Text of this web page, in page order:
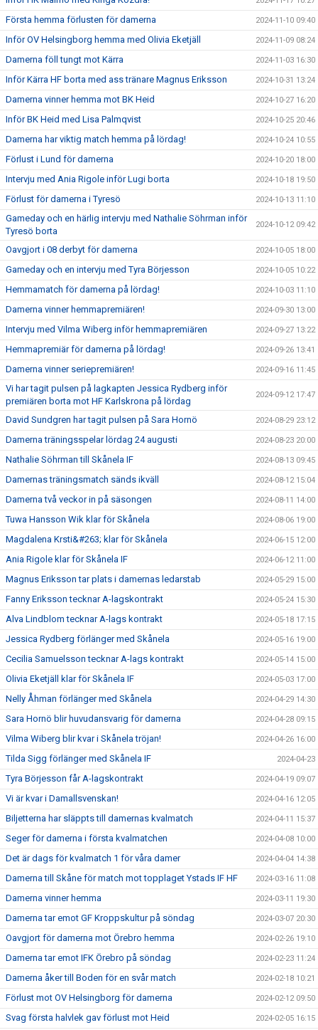
Första hemma förlusten för damerna 2024-11-10 09:40
Inför OV Helsingborg hemma med Olivia Eketjäll 2024-11-09 08:24
Damerna föll tungt mot Kärra 2024-11-03 16:30
Inför Kärra HF borta med ass tränare Magnus Eriksson 2024-10-31 13:24
Damerna vinner hemma mot BK Heid 2024-10-27 16:20
Inför BK Heid med Lisa Palmqvist 2024-10-25 20:46
Damerna har viktig match hemma på lördag! 2024-10-24 10:55
Förlust i Lund för damerna 2024-10-20 18:00
Intervju med Ania Rigole inför Lugi borta 2024-10-18 19:50
Förlust för damerna i Tyresö 2024-10-13 11:10
Gameday och en härlig intervju med Nathalie Söhrman inför
Tyresö borta
2024-10-12 09:42
Oavgjort i 08 derbyt för damerna 2024-10-05 18:00
Gameday och en intervju med Tyra Börjesson 2024-10-05 10:22
Hemmamatch för damerna på lördag! 2024-10-03 11:10
Damerna vinner hemmapremiären! 2024-09-30 13:00
Intervju med Vilma Wiberg inför hemmapremiären 2024-09-27 13:22
Hemmapremiär för damerna på lördag! 2024-09-26 13:41
Damerna vinner seriepremiären! 2024-09-16 11:45
Vi har tagit pulsen på lagkapten Jessica Rydberg inför
premiären borta mot HF Karlskrona på lördag
2024-09-12 17:47
David Sundgren har tagit pulsen på Sara Hornö 2024-08-29 23:12
Damerna träningsspelar lördag 24 augusti 2024-08-23 20:00
Nathalie Söhrman till Skånela IF 2024-08-13 09:45
Damernas träningsmatch sänds ikväll 2024-08-12 15:04
Damerna två veckor in på säsongen 2024-08-11 14:00
Tuwa Hansson Wik klar för Skånela 2024-08-06 19:00
Magdalena Krsti&#263; klar för Skånela 2024-06-15 12:00
Ania Rigole klar för Skånela IF 2024-06-12 11:00
Magnus Eriksson tar plats i damernas ledarstab 2024-05-29 15:00
Fanny Eriksson tecknar A-lagskontrakt 2024-05-24 15:30
Alva Lindblom tecknar A-lags kontrakt 2024-05-18 17:15
Jessica Rydberg förlänger med Skånela 2024-05-16 19:00
Cecilia Samuelsson tecknar A-lags kontrakt 2024-05-14 15:00
Olivia Eketjäll klar för Skånela IF 2024-05-03 17:00
Nelly Åhman förlänger med Skånela 2024-04-29 14:30
Sara Hornö blir huvudansvarig för damerna 2024-04-28 09:15
Vilma Wiberg blir kvar i Skånela tröjan! 2024-04-26 16:00
Tilda Sigg förlänger med Skånela IF 2024-04-23
Tyra Börjesson får A-lagskontrakt 2024-04-19 09:07
Vi är kvar i Damallsvenskan! 2024-04-16 12:05
Biljetterna har släppts till damernas kvalmatch 2024-04-11 15:37
Seger för damerna i första kvalmatchen 2024-04-08 10:00
Det är dags för kvalmatch 1 för våra damer 2024-04-04 14:38
Damerna till Skåne för match mot topplaget Ystads IF HF 2024-03-16 11:08
Damerna vinner hemma 2024-03-11 19:30
Damerna tar emot GF Kroppskultur på söndag 2024-03-07 20:30
Oavgjort för damerna mot Örebro hemma 2024-02-26 19:10
Damerna tar emot IFK Örebro på söndag 2024-02-23 11:24
Damerna åker till Boden för en svår match 2024-02-18 10:21
Förlust mot OV Helsingborg för damerna 2024-02-12 09:50
Svag första halvlek gav förlust mot Heid 2024-02-05 16:15